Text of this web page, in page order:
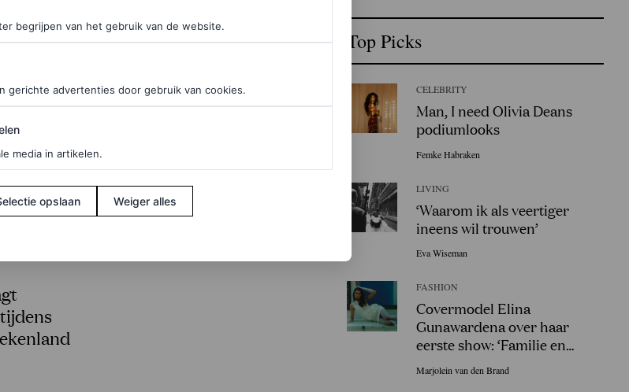
Top Picks
CELEBRITY
Man, I need Olivia Deans
podiumlooks
Femke Habraken
LIVING
‘Waarom ik als veertiger
ineens wil trouwen’
Eva Wiseman
FASHION
Covermodel Elina
Gunawardena over haar
eerste show: ‘Familie en
vrienden in Sri Lanka gingen
uit hun dak!’
Marjolein van den Brand
begrijpen van het gebruik van de website.
gerichte advertenties door gebruik van cookies.
media in artikelen.
opslaan Weiger alles